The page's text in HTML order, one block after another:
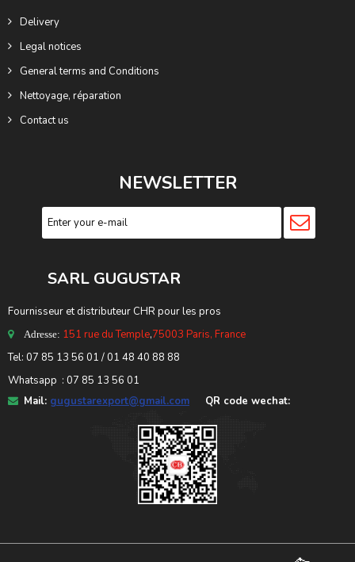
Delivery
Legal notices
General terms and Conditions
Nettoyage, réparation
Contact us
NEWSLETTER
SARL GUGUSTAR
Fournisseur et distributeur CHR pour les pros
Adresse: 151 rue du Temple,75003 Paris, France
Tel: 07 85 13 56 01 / 01 48 40 88 88
Whatsapp : 07 85 13 56 01
Mail: gugustarexport@gmail.com QR code wechat: